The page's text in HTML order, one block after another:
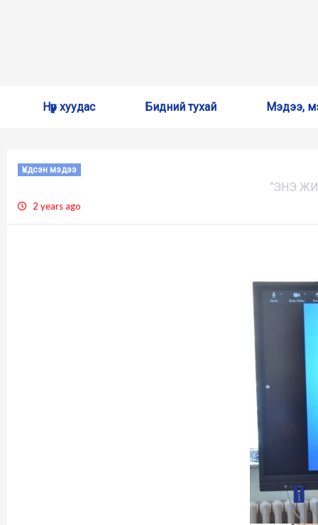
Нүүр хуудас Бидний тухай Мэдээ,
Үндсэн мэдээ
“ЭНЭ
2 years ago